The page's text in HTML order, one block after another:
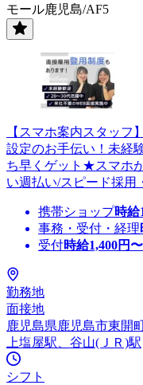
モール鹿児島/AF5
【スマホ案内スタッ
設定のお手伝い！未経
ち早くゲット★スマホ
い週払い/スピード採
携帯ショップ時給
事務・受付・経理
受付時給1,400円〜
勤務地
面接地
鹿児島県鹿児島市東開
上塩屋駅、谷山(ＪＲ)駅
シフト